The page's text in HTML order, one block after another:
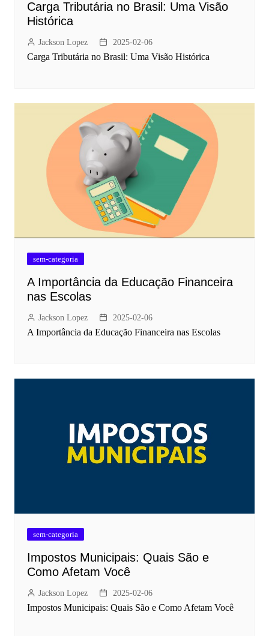
Carga Tributária no Brasil: Uma Visão
Histórica
Jackson Lopez 2025-02-06
Carga Tributária no Brasil: Uma Visão Histórica
sem-categoria
A Importância da Educação Financeira
nas Escolas
Jackson Lopez 2025-02-06
A Importância da Educação Financeira nas Escolas
sem-categoria
Impostos Municipais: Quais São e
Como Afetam Você
Jackson Lopez 2025-02-06
Impostos Municipais: Quais São e Como Afetam Você